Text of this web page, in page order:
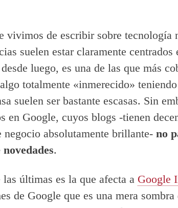
vivimos de escribir sobre tecnología
suelen estar claramente centrados
luego, es una de las que más
totalmente «inmerecido»
suelen ser bastante escasas. Sin
en Google, cuyos blogs -tienen
negocio absolutamente brillante- no
.
las últimas es la que afecta a Google
de Google que es una mera